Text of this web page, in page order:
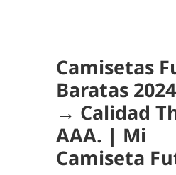
Camisetas
Baratas
→ Calidad
AAA. | Mi
Camiseta